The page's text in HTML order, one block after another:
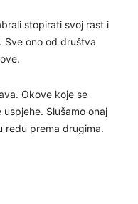
stopirati svoj rast i
Sve ono od društva
Okove koje se
Slušamo onaj
redu prema drugima.